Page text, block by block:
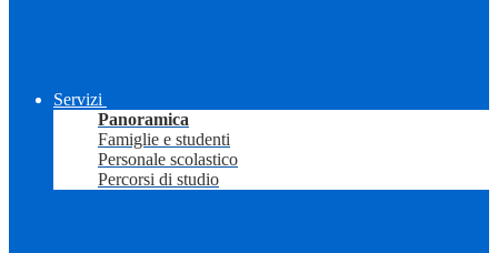
Servizi
Panoramica
Famiglie e studenti
Personale scolastico
Percorsi di studio